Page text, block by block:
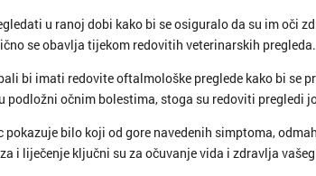
u ranoj dobi kako bi se osiguralo da su im oči
se obavlja tijekom redovitih veterinarskih pregleda.
bi imati redovite oftalmološke preglede kako bi se
očnim bolestima, stoga su redoviti pregledi
pokazuje bilo koji od gore navedenih simptoma,
i liječenje ključni su za očuvanje vida i zdravlja